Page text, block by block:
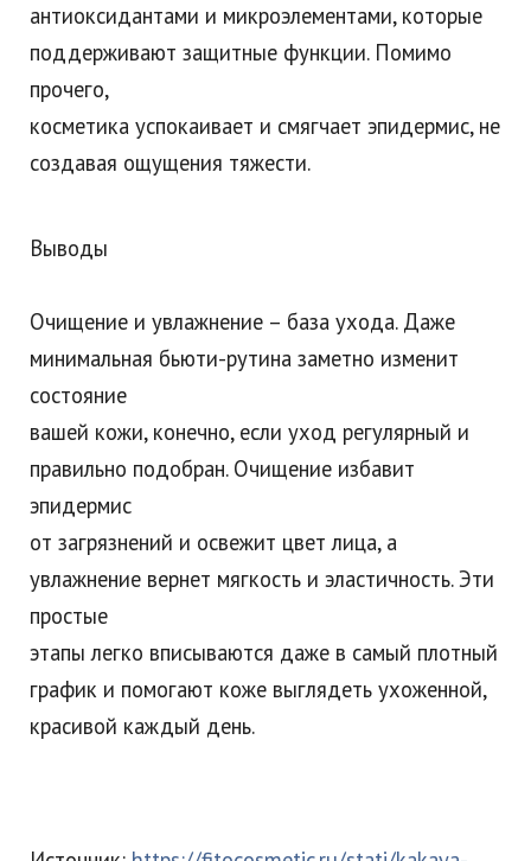
антиоксидантами и микроэлементами, которые
поддерживают защитные функции. Помимо
прочего,
косметика успокаивает и смягчает эпидермис, не
создавая ощущения тяжести.
Выводы
Очищение и увлажнение – база ухода. Даже
минимальная бьюти-рутина заметно изменит
состояние
вашей кожи, конечно, если уход регулярный и
правильно подобран. Очищение избавит
эпидермис
от загрязнений и освежит цвет лица, а
увлажнение вернет мягкость и эластичность. Эти
простые
этапы легко вписываются даже в самый плотный
график и помогают коже выглядеть ухоженной,
красивой каждый день.